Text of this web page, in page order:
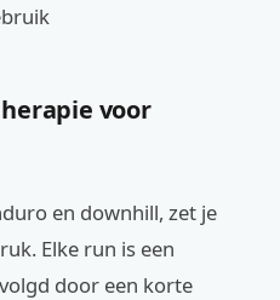
voor
en downhill, zet je
Elke run is een
door een korte